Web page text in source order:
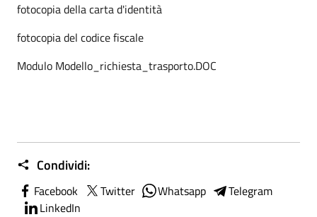
fotocopia della carta d'identità
fotocopia del codice fiscale
Modulo Modello_richiesta_trasporto.DOC
Condividi:
Facebook Twitter Whatsapp
Telegram
LinkedIn